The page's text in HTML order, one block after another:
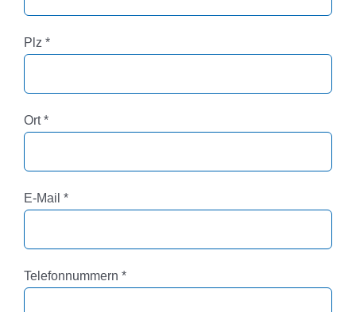
Plz Pflichtfeld
*
OrtPflichtfeld
*
E-Mail Pflichtfeld
*
Telefonnummern Pflichtfeld
*